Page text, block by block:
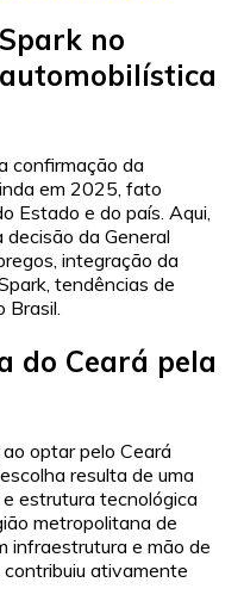
no
confirmação da
em 2025, fato
Estado e do país. Aqui,
da General
integração da
tendências de
Brasil.
do Ceará pela
optar pelo Ceará
resulta de uma
estrutura tecnológica
metropolitana de
infraestrutura e mão de
ativamente